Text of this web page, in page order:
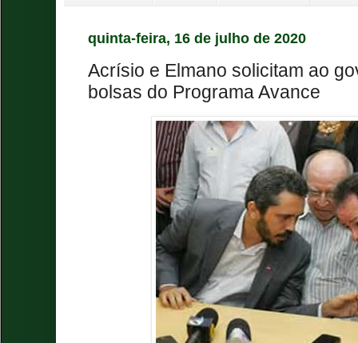
quinta-feira, 16 de julho de 2020
Acrísio e Elmano solicitam ao
bolsas do Programa Avance